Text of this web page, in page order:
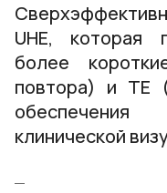
UHE, которая
более
повтора) и TE
клинической